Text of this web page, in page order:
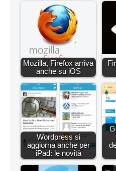
Mozilla, Firefox arriva
anche su iOS
Wordpress si
aggiorna anche per
iPad: le novità